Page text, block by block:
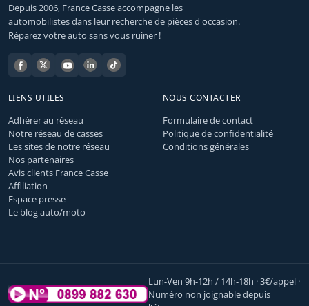
Depuis 2006, France Casse accompagne les
automobilistes dans leur recherche de pièces d'occasion.
Réparez votre auto sans vous ruiner !
LIENS UTILES
Adhérer au réseau
Notre réseau de casses
Les sites de notre réseau
Nos partenaires
Avis clients France Casse
Affiliation
Espace presse
Le blog auto/moto
NOUS CONTACTER
Formulaire de contact
Politique de confidentialité
Conditions générales
Lun-Ven 9h-12h / 14h-18h · 3€/appel ·
Numéro non joignable depuis